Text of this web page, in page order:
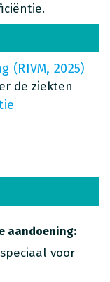
(RIVM, 2025)
de ziekten
aandoening:
voor